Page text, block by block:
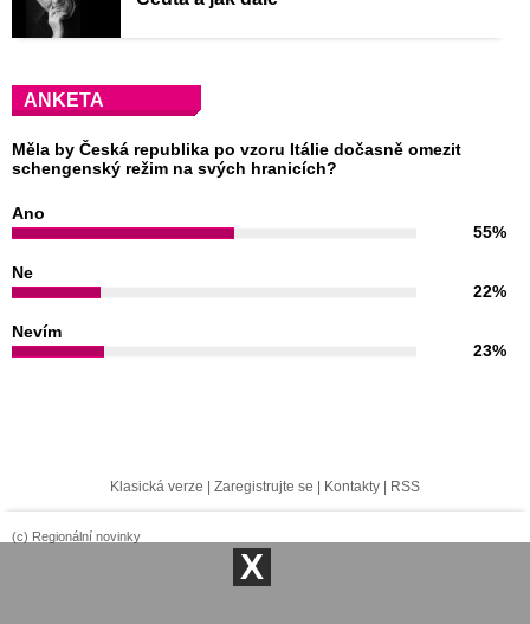
ANKETA
Měla by Česká republika po vzoru Itálie dočasně omezit
schengenský režim na svých hranicích?
Ano
55%
Ne
22%
Nevím
23%
Klasická verze | Zaregistrujte se | Kontakty | RSS
(c) Regionální novinky
X